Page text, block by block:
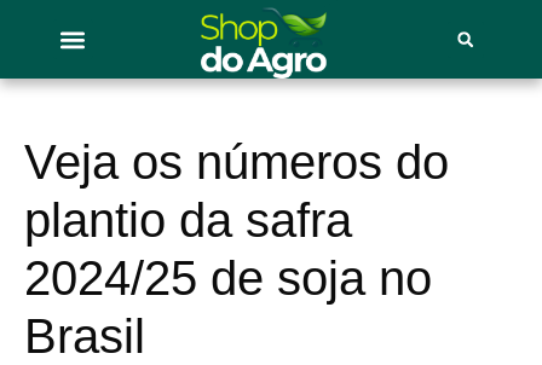
Veja os números do
plantio da safra
2024/25 de soja no
Brasil